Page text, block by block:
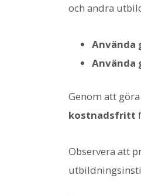
och andra
Använda
Använda
Genom att
kostnadsfritt
Observera att